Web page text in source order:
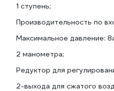
1 ступень;
Производительность по
Максимальное давление:
2 манометра;
Редуктор для
2-выхода для сжатого